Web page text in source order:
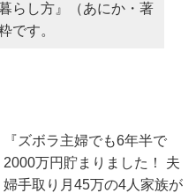
らし方』（あにか・著
です。
『ズボラ主婦でも6年半で
2000万円貯まりました！ 夫
婦手取り月45万の4人家族が